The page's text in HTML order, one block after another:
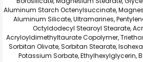
Aluminum Starch Octenylsuccinate,
Aluminum Silicate, Ultramarines,
Octyldodecyl Stearoyl Stearate,
Acryloyldimethyltaurate Copolymer,
Sorbitan Olivate, Sorbitan Stearate,
Potassium Sorbate, Ethylhexylglycerin,